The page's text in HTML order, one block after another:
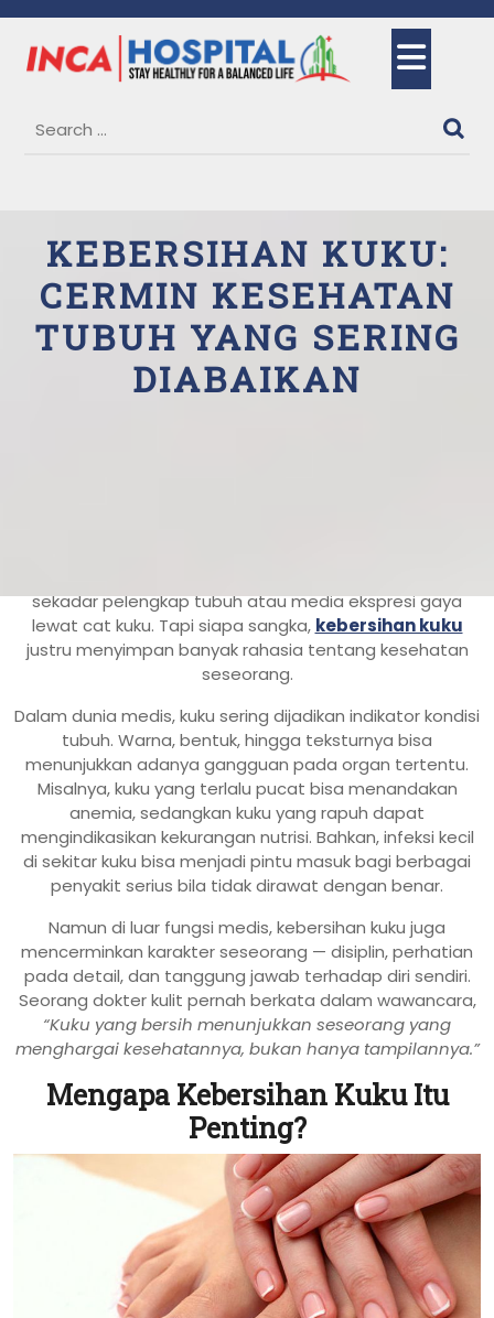
content
KEBERSIHAN KUKU:
CERMIN KESEHATAN
TUBUH YANG SERING
DIABAIKAN
sekadar pelengkap tubuh atau media ekspresi gaya
lewat cat kuku. Tapi siapa sangka, kebersihan kuku
justru menyimpan banyak rahasia tentang kesehatan
seseorang.
Dalam dunia medis, kuku sering dijadikan indikator kondisi
tubuh. Warna, bentuk, hingga teksturnya bisa
menunjukkan adanya gangguan pada organ tertentu.
Misalnya, kuku yang terlalu pucat bisa menandakan
anemia, sedangkan kuku yang rapuh dapat
mengindikasikan kekurangan nutrisi. Bahkan, infeksi kecil
di sekitar kuku bisa menjadi pintu masuk bagi berbagai
penyakit serius bila tidak dirawat dengan benar.
Namun di luar fungsi medis, kebersihan kuku juga
mencerminkan karakter seseorang — disiplin, perhatian
pada detail, dan tanggung jawab terhadap diri sendiri.
Seorang dokter kulit pernah berkata dalam wawancara,
“Kuku yang bersih menunjukkan seseorang yang
menghargai kesehatannya, bukan hanya tampilannya.”
Mengapa Kebersihan Kuku Itu
Penting?